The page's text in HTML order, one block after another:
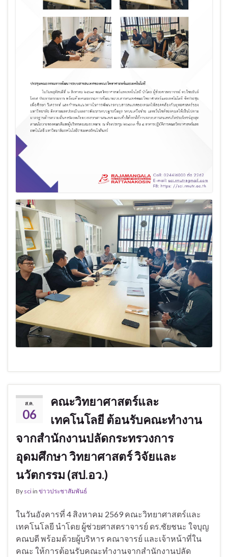
ส.ค.
06
คณะวิทยาศาสตร์และ
เทคโนโลยี ต้อนรับคณะทำงาน
จากสำนักงานปลัดกระทรวงการ
อุดมศึกษา วิทยาศาสตร์ วิจัยและ
นวัตกรรม (สป.อว.)
By sciin ข่าวประชาสัมพันธ์
ในวันอังคารที่ 4 สิงหาคม 2569 คณะวิทยาศาสตร์และ
เทคโนโลยี นำโดย ผู้ช่วยศาสตราจารย์ ดร.ชัยชนะ ใจบุญ
คณบดี พร้อมด้วยผู้บริหาร คณาจารย์ และเจ้าหน้าที่ใน
คณะ ให้การต้อนรับคณะทำงานจากสำนักงานปลัด